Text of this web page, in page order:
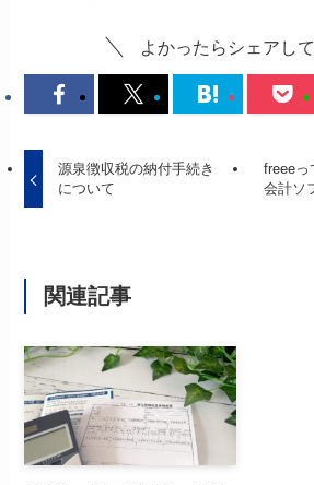
よかったらシェアして
源泉徴収税の納付手続き
について
freeeっ
会計ソ
関連記事